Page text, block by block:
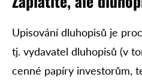
Upisování dluhopisů je
tj. vydavatel dluhopisů (v
cenné papíry investorům,